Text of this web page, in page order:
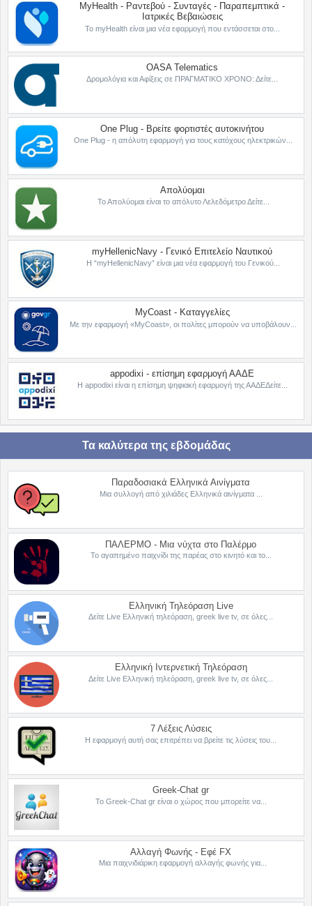
MyHealth - Ραντεβού - Συνταγές - Παραπεμπτικά -
Ιατρικές Βεβαιώσεις
Το myHealth είναι μια νέα εφαρμογή που εντάσσεται στο...
OASA Telematics
Δρομολόγια και Αφίξεις σε ΠΡΑΓΜΑΤΙΚΟ ΧΡΟΝΟ: Δείτε...
One Plug - Βρείτε φορτιστές αυτοκινήτου
One Plug - η απόλυτη εφαρμογή για τους κατόχους ηλεκτρικών...
Απολύομαι
Το Απολύομαι είναι το απόλυτο Λελεδόμετρο Δείτε...
myHellenicNavy - Γενικό Επιτελείο Ναυτικού
Η “myHellenicNavy” είναι μια νέα εφαρμογή του Γενικού...
MyCoast - Καταγγελίες
Με την εφαρμογή «MyCoast», οι πολίτες μπορούν να υποβάλουν...
appodixi - επίσημη εφαρμογή ΑΑΔΕ
Η appodixi είναι η επίσημη ψηφιακή εφαρμογή της ΑΑΔΕΔείτε...
Τα καλύτερα της εβδομάδας
Παραδοσιακά Ελληνικά Αινίγματα
Μια συλλογή από χιλιάδες Ελληνικά αινίγματα ...
ΠΑΛΕΡΜΟ - Μια νύχτα στο Παλέρμο
Το αγαπημένο παιχνίδι της παρέας στο κινητό και το...
Ελληνική Τηλεόραση Live
Δείτε Live Ελληνική τηλεόραση, greek live tv, σε όλες...
Ελληνική Ιντερνετική Τηλεόραση
Δείτε Live Ελληνική τηλεόραση, greek live tv, σε όλες...
7 Λέξεις Λύσεις
Η εφαρμογή αυτή σας επιτρέπει να βρείτε τις λύσεις του...
Greek-Chat gr
Το Greek-Chat gr είναι ο χώρος που μπορείτε να...
Αλλαγή Φωνής - Εφέ FX
Μια παιχνιδιάρικη εφαρμογή αλλαγής φωνής για...